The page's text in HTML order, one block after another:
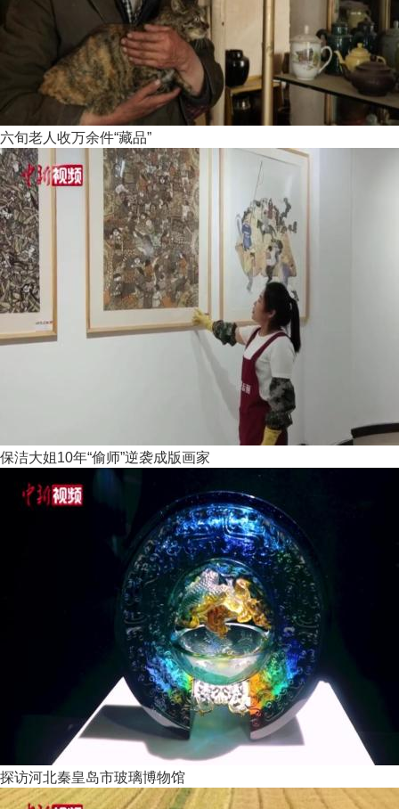
六旬老人收万余件“藏品”
保洁大姐10年“偷师”逆袭成版画家
探访河北秦皇岛市玻璃博物馆